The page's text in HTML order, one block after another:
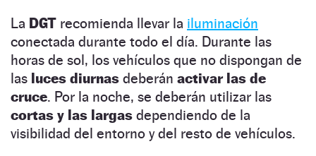
La DGT recomienda llevar la iluminación
conectada durante todo el día. Durante las
horas de sol, los vehículos que no dispongan de
las luces diurnas deberán activar las de
cruce. Por la noche, se deberán utilizar las
cortas y las largas dependiendo de la
visibilidad del entorno y del resto de vehículos.